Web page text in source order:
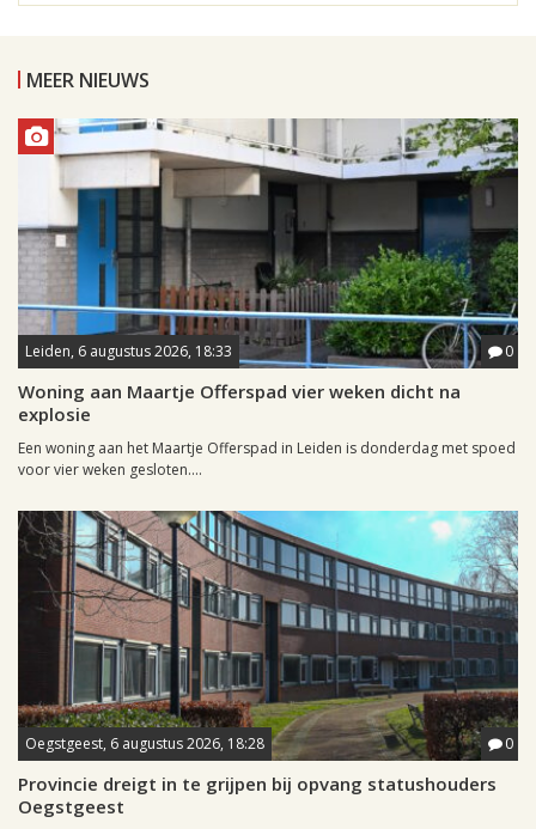
MEER NIEUWS
Leiden, 6 augustus 2026, 18:33 0
Woning aan Maartje Offerspad vier weken dicht na
explosie
Een woning aan het Maartje Offerspad in Leiden is donderdag met spoed
voor vier weken gesloten....
Oegstgeest, 6 augustus 2026, 18:28 0
Provincie dreigt in te grijpen bij opvang statushouders
Oegstgeest